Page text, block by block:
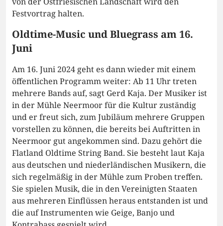
Festvortrag halten.
Oldtime-Music und Bluegrass am 16.
Juni
Am 16. Juni 2024 geht es dann wieder mit einem
öffentlichen Programm weiter: Ab 11 Uhr treten
mehrere Bands auf, sagt Gerd Kaja. Der Musiker ist
in der Mühle Neermoor für die Kultur zuständig
und er freut sich, zum Jubiläum mehrere Gruppen
vorstellen zu können, die bereits bei Auftritten in
Neermoor gut angekommen sind. Dazu gehört die
Flatland Oldtime String Band. Sie besteht laut Kaja
aus deutschen und niederländischen Musikern, die
sich regelmäßig in der Mühle zum Proben treffen.
Sie spielen Musik, die in den Vereinigten Staaten
aus mehreren Einflüssen heraus entstanden ist und
die auf Instrumenten wie Geige, Banjo und